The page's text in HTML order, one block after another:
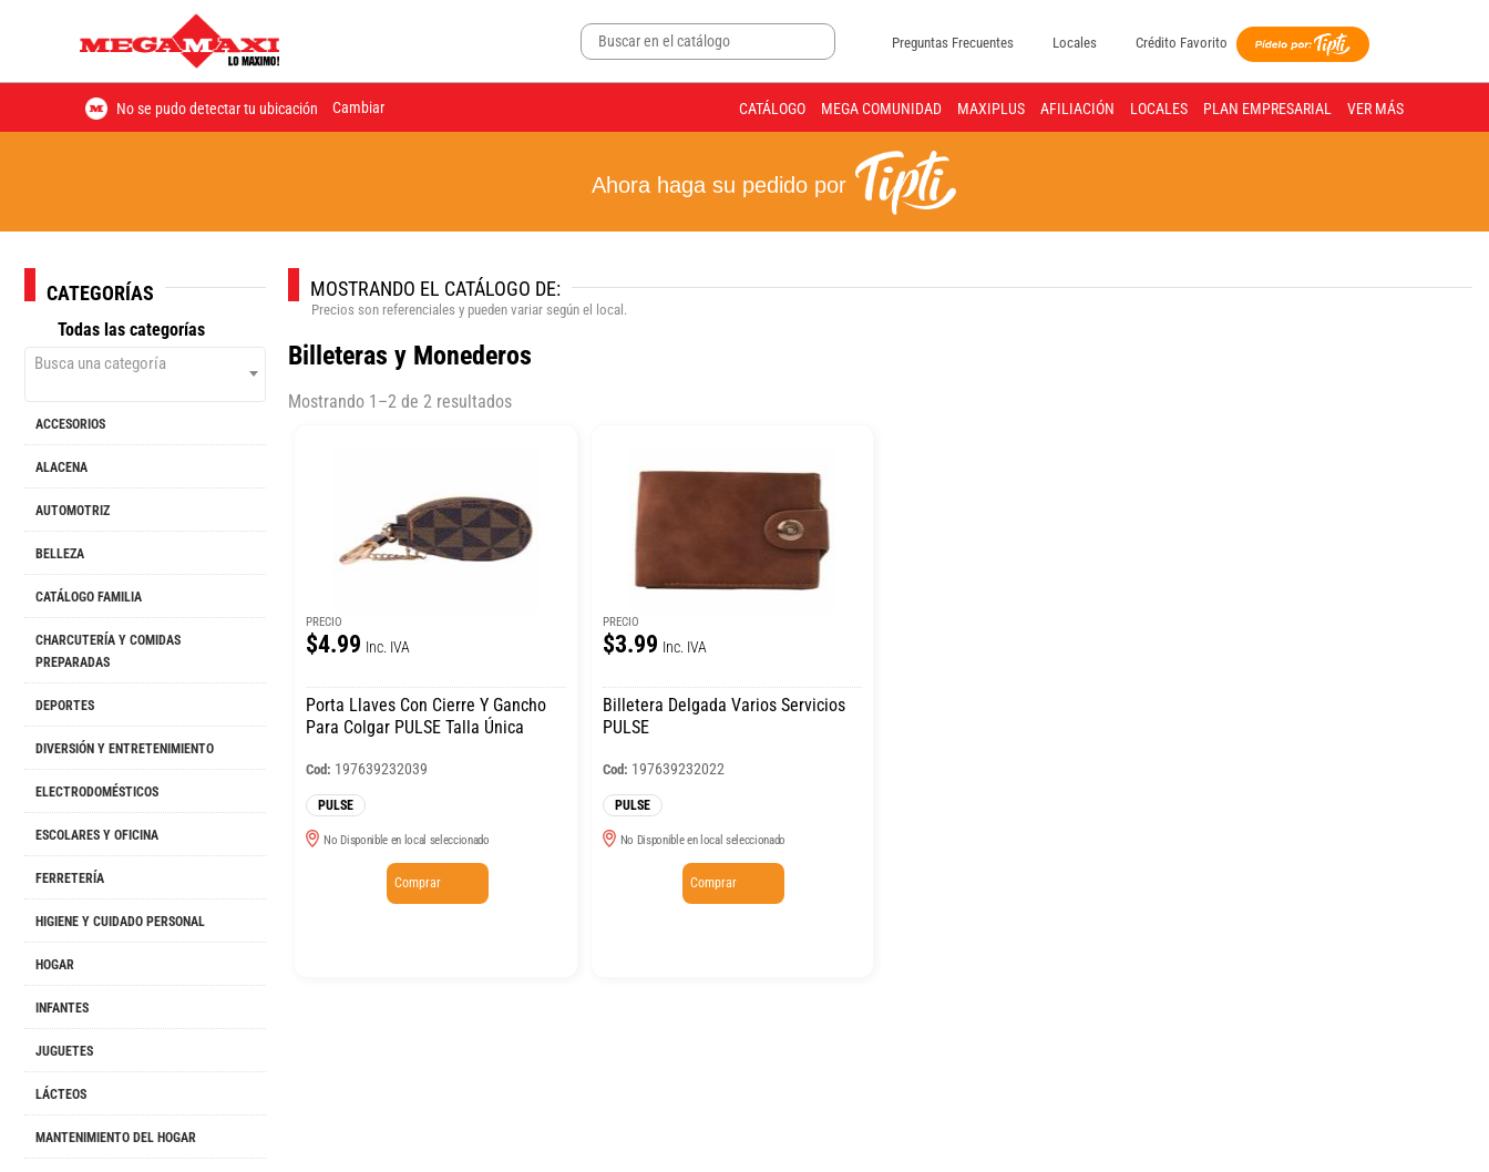
Preguntas Frecuentes Locales Crédito Favorito
No se pudo detectar tu ubicación Cambiar CATÁLOGO MEGA COMUNIDAD MAXIPLUS AFILIACIÓN LOCALES PLAN EMPRESARIAL VER MÁS
Ahora haga su pedido por
CATEGORÍAS
Todas las categorías
Busca una categoría
ACCESORIOS
ALACENA
AUTOMOTRIZ
BELLEZA
CATÁLOGO FAMILIA
CHARCUTERÍA Y COMIDAS
PREPARADAS
DEPORTES
DIVERSIÓN Y ENTRETENIMIENTO
ELECTRODOMÉSTICOS
ESCOLARES Y OFICINA
FERRETERÍA
HIGIENE Y CUIDADO PERSONAL
HOGAR
INFANTES
JUGUETES
LÁCTEOS
MANTENIMIENTO DEL HOGAR
MOSTRANDO EL CATÁLOGO DE:
Precios son referenciales y pueden variar según el local.
Billeteras y Monederos
Mostrando 1–2 de 2 resultados
PRECIO
$4.99 Inc. IVA
Porta Llaves Con Cierre Y Gancho
Para Colgar PULSE Talla Única
Cod: 197639232039
PULSE
No Disponible en local seleccionado
Comprar
PRECIO
$3.99 Inc. IVA
Billetera Delgada Varios Servicios
PULSE
Cod: 197639232022
PULSE
No Disponible en local seleccionado
Comprar